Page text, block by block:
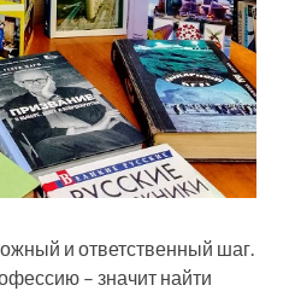
и ответственный шаг.
– значит найти